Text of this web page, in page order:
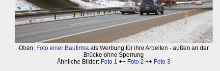
Oben: Foto einer Baufirma als Werbung für ihre Arbeiten - außen an der
Brücke ohne Sperrung
Ähnliche Bilder: Foto 1 ++ Foto 2 ++ Foto 3